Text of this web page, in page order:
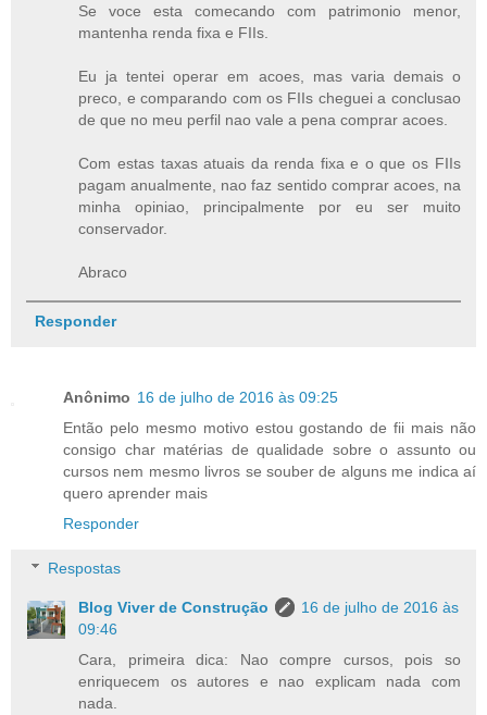
Se voce esta comecando com patrimonio menor,
mantenha renda fixa e FIIs.
Eu ja tentei operar em acoes, mas varia demais o
preco, e comparando com os FIIs cheguei a conclusao
de que no meu perfil nao vale a pena comprar acoes.
Com estas taxas atuais da renda fixa e o que os FIIs
pagam anualmente, nao faz sentido comprar acoes, na
minha opiniao, principalmente por eu ser muito
conservador.
Abraco
Responder
Anônimo 16 de julho de 2016 às 09:25
Então pelo mesmo motivo estou gostando de fii mais não
consigo char matérias de qualidade sobre o assunto ou
cursos nem mesmo livros se souber de alguns me indica aí
quero aprender mais
Responder
Respostas
Blog Viver de Construção
16 de julho de 2016 às
09:46
Cara, primeira dica: Nao compre cursos, pois so
enriquecem os autores e nao explicam nada com
nada.